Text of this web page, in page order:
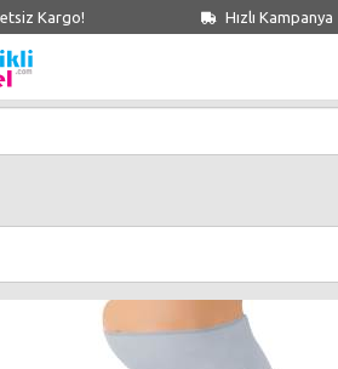
Kargo! Hızlı Kampanya